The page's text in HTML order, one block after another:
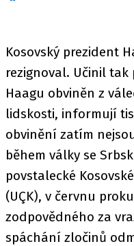
Kosovský prezident
rezignoval. Učinil
Haagu obviněn z
lidskosti, informují
obvinění zatím
během války se
povstalecké
(UÇK), v červnu
zodpovědného za
spáchání zločinů